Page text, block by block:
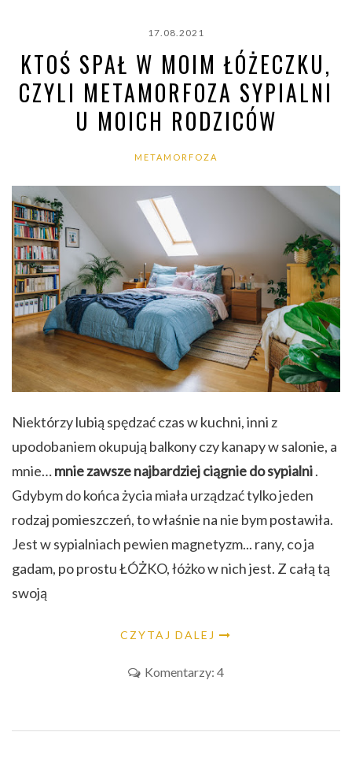
17.08.2021
KTOŚ SPAŁ W MOIM ŁÓŻECZKU,
CZYLI METAMORFOZA SYPIALNI
U MOICH RODZICÓW
METAMORFOZA
Niektórzy lubią spędzać czas w kuchni, inni z
upodobaniem okupują balkony czy kanapy w salonie, a
mnie…mnie zawsze najbardziej ciągnie do sypialni.
Gdybym do końca życia miała urządzać tylko jeden
rodzaj pomieszczeń, to właśnie na nie bym postawiła.
Jest w sypialniach pewien magnetyzm... rany, co ja
gadam, po prostu ŁÓŻKO, łóżko w nich jest. Z całą tą
swoją
CZYTAJ DALEJ
Komentarzy: 4